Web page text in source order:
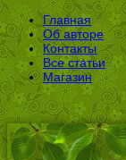
Главная
Об авторе
Контакты
Все статьи
Магазин